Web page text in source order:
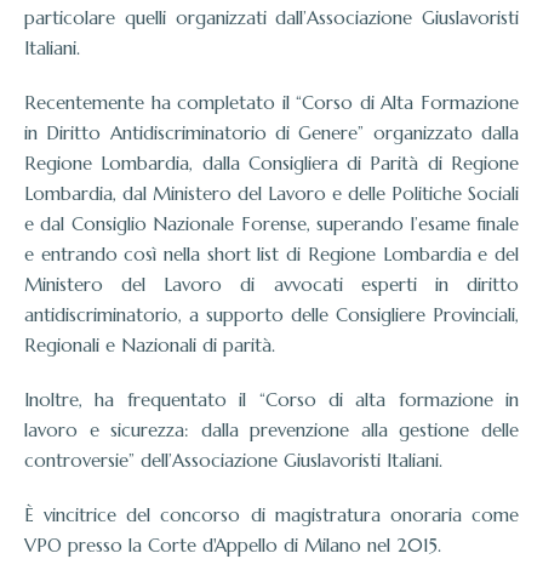
particolare quelli organizzati dall’Associazione Giuslavoristi
Italiani.
Recentemente ha completato il “Corso di Alta Formazione
in Diritto Antidiscriminatorio di Genere” organizzato dalla
Regione Lombardia, dalla Consigliera di Parità di Regione
Lombardia, dal Ministero del Lavoro e delle Politiche Sociali
e dal Consiglio Nazionale Forense, superando l’esame finale
e entrando così nella short list di Regione Lombardia e del
Ministero del Lavoro di avvocati esperti in diritto
antidiscriminatorio, a supporto delle Consigliere Provinciali,
Regionali e Nazionali di parità.
Inoltre, ha frequentato il “Corso di alta formazione in
lavoro e sicurezza: dalla prevenzione alla gestione delle
controversie” dell’Associazione Giuslavoristi Italiani.
È vincitrice del concorso di magistratura onoraria come
VPO presso la Corte d'Appello di Milano nel 2015.